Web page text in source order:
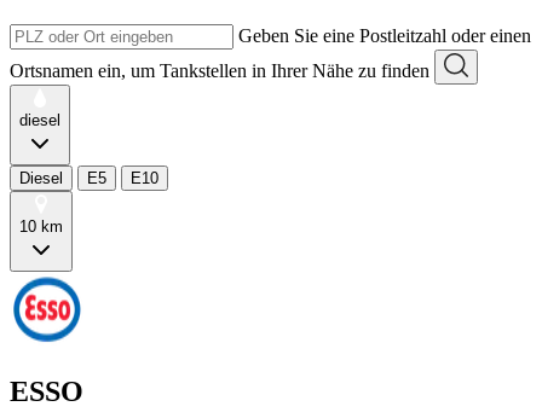
Geben Sie eine Postleitzahl oder einen
Ortsnamen ein, um Tankstellen in Ihrer Nähe zu finden
diesel
Diesel E5 E10
10 km
ESSO